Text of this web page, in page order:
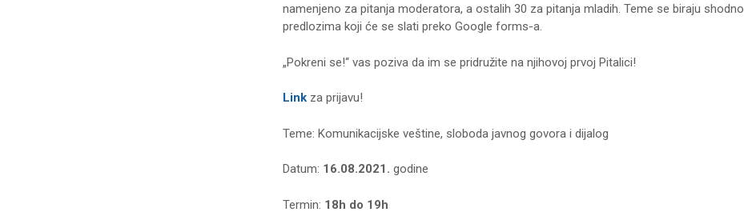
namenjeno za pitanja moderatora, a ostalih 30 za pitanja mladih. Teme se biraju shodno
predlozima koji će se slati preko Google forms-a.
„Pokreni se!“ vas poziva da im se pridružite na njihovoj prvoj Pitalici!
Link za prijavu!
Teme: Komunikacijske veštine, sloboda javnog govora i dijalog
Datum: 16.08.2021. godine
Termin: 18h do 19h